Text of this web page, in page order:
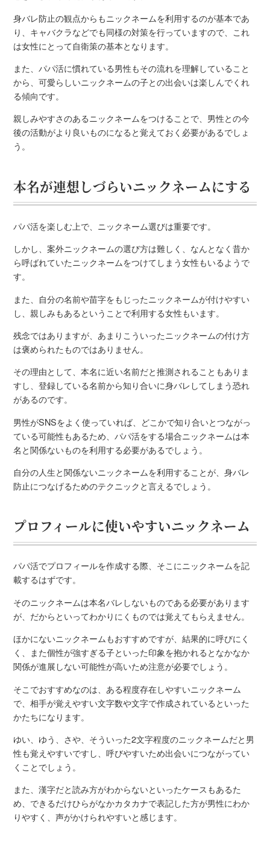
身バレ防止の観点からもニックネームを利用するのが基本であ
り、キャバクラなどでも同様の対策を行っていますので、これ
は女性にとって自衛策の基本となります。
また、パパ活に慣れている男性もその流れを理解していること
から、可愛らしいニックネームの子との出会いは楽しんでくれ
る傾向です。
親しみやすさのあるニックネームをつけることで、男性との今
後の活動がより良いものになると覚えておく必要があるでしょ
う。
本名が連想しづらいニックネームにする
パパ活を楽しむ上で、ニックネーム選びは重要です。
しかし、案外ニックネームの選び方は難しく、なんとなく昔か
ら呼ばれていたニックネームをつけてしまう女性もいるようで
す。
また、自分の名前や苗字をもじったニックネームが付けやすい
し、親しみもあるということで利用する女性もいます。
残念ではありますが、あまりこういったニックネームの付け方
は褒められたものではありません。
その理由として、本名に近い名前だと推測されることもありま
すし、登録している名前から知り合いに身バレしてしまう恐れ
があるのです。
男性がSNSをよく使っていれば、どこかで知り合いとつながっ
ている可能性もあるため、パパ活をする場合ニックネームは本
名と関係ないものを利用する必要があるでしょう。
自分の人生と関係ないニックネームを利用することが、身バレ
防止につなげるためのテクニックと言えるでしょう。
プロフィールに使いやすいニックネーム
パパ活でプロフィールを作成する際、そこにニックネームを記
載するはずです。
そのニックネームは本名バレしないものである必要があります
が、だからといってわかりにくものでは覚えてもらえません。
ほかにないニックネームもおすすめですが、結果的に呼びにく
く、また個性が強すぎる子といった印象を抱かれるとなかなか
関係が進展しない可能性が高いため注意が必要でしょう。
そこでおすすめなのは、ある程度存在しやすいニックネーム
で、相手が覚えやすい文字数や文字で作成されているといった
かたちになります。
ゆい、ゆう、さや、そういった2文字程度のニックネームだと男
性も覚えやすいですし、呼びやすいため出会いにつながってい
くことでしょう。
また、漢字だと読み方がわからないといったケースもあるた
め、できるだけひらがなかカタカナで表記した方が男性にわか
りやすく、声がかけられやすいと感じます。